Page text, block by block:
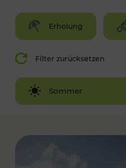
Erholung
Filter zurücksetzen
Sommer
Winter